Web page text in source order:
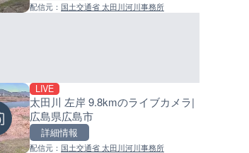
配信元： 国土交通省 太田川河川事務所
LIVE
太田川 左岸 9.8kmのライブカメラ|
広島県広島市
詳細情報
配信元： 国土交通省 太田川河川事務所
配信元：淡路ザル
水晶浜海水浴場のライブカメ
配信元：美浜町
配信元：日高町役場
導目木川 花立砂防堰堤下流の
配信元：福岡県庁県土整備部河川課